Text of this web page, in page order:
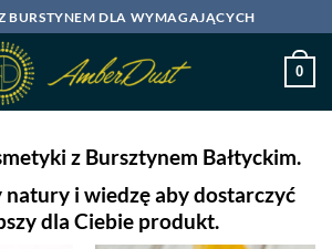
BURSTYNEM DLA WYMAGAJĄCYCH
0
z Bursztynem Bałtyckim.
natury i wiedzę aby dostarczyć
dla Ciebie produkt.